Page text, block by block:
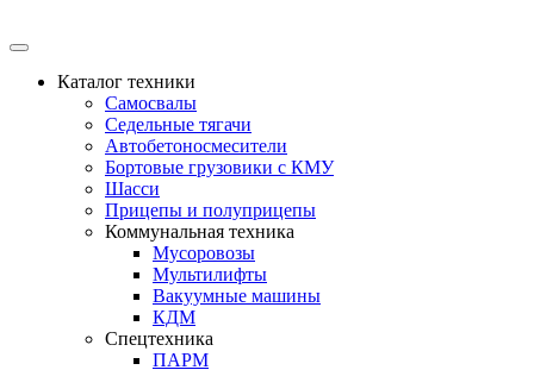
Каталог техники
Самосвалы
Седельные тягачи
Автобетоносмесители
Бортовые грузовики с КМУ
Шасси
Прицепы и полуприцепы
Коммунальная техника
Мусоровозы
Мультилифты
Вакуумные машины
КДМ
Спецтехника
ПАРМ